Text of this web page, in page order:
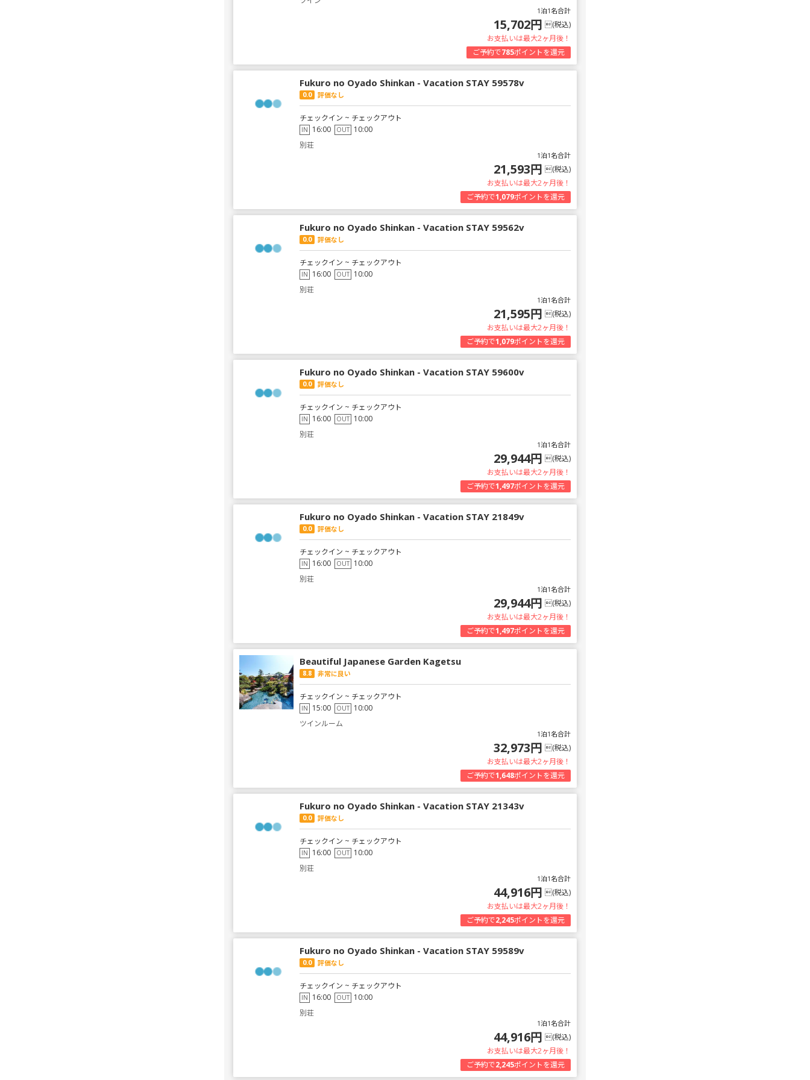
1泊1名合計
15,702円 (税込)
お支払いは最大2ヶ月後！
ご予約で785ポイントを還元
Fukuro no Oyado Shinkan - Vacation STAY 59578v
0.0 評価なし
チェックイン ~ チェックアウト
IN 16:00 OUT 10:00
別荘
1泊1名合計
21,593円 (税込)
お支払いは最大2ヶ月後！
ご予約で1,079ポイントを還元
Fukuro no Oyado Shinkan - Vacation STAY 59562v
0.0 評価なし
チェックイン ~ チェックアウト
IN 16:00 OUT 10:00
別荘
1泊1名合計
21,595円 (税込)
お支払いは最大2ヶ月後！
ご予約で1,079ポイントを還元
Fukuro no Oyado Shinkan - Vacation STAY 59600v
0.0 評価なし
チェックイン ~ チェックアウト
IN 16:00 OUT 10:00
別荘
1泊1名合計
29,944円 (税込)
お支払いは最大2ヶ月後！
ご予約で1,497ポイントを還元
Fukuro no Oyado Shinkan - Vacation STAY 21849v
0.0 評価なし
チェックイン ~ チェックアウト
IN 16:00 OUT 10:00
別荘
1泊1名合計
29,944円 (税込)
お支払いは最大2ヶ月後！
ご予約で1,497ポイントを還元
Beautiful Japanese Garden Kagetsu
8.8 非常に良い
チェックイン ~ チェックアウト
IN 15:00 OUT 10:00
ツインルーム
1泊1名合計
32,973円 (税込)
お支払いは最大2ヶ月後！
ご予約で1,648ポイントを還元
Fukuro no Oyado Shinkan - Vacation STAY 21343v
0.0 評価なし
チェックイン ~ チェックアウト
IN 16:00 OUT 10:00
別荘
1泊1名合計
44,916円 (税込)
お支払いは最大2ヶ月後！
ご予約で2,245ポイントを還元
Fukuro no Oyado Shinkan - Vacation STAY 59589v
0.0 評価なし
チェックイン ~ チェックアウト
IN 16:00 OUT 10:00
別荘
1泊1名合計
44,916円 (税込)
お支払いは最大2ヶ月後！
ご予約で2,245ポイントを還元